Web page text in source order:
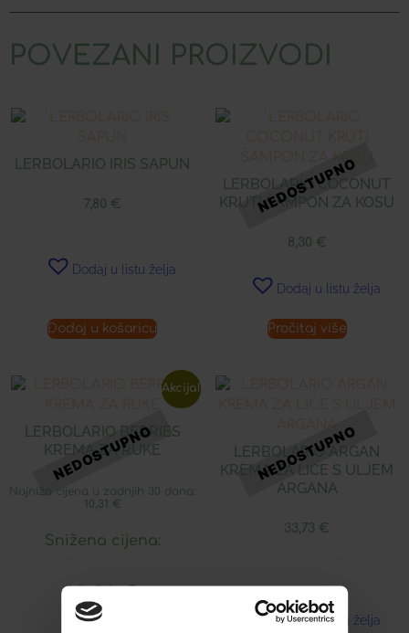
POVEZANI PROIZVODI
LERBOLARIO IRIS SAPUN
7,80 €
Dodaj u listu želja
Dodaj u košaricu
LERBOLARIO COCONUT
KRUTI ŠAMPON ZA KOSU
8,30 €
Dodaj u listu želja
Pročitaj više
Akcija!
LERBOLARIO BERRIES
KREMA ZA RUKE
Najniža cijena u zadnjih 30 dana:
10,31 €
Snižena cijena:
10,31
LERBOLARIO ARGAN
KREMA ZA LICE S ULJEM
ARGANA
33,73 €
Dodaj u listu želja